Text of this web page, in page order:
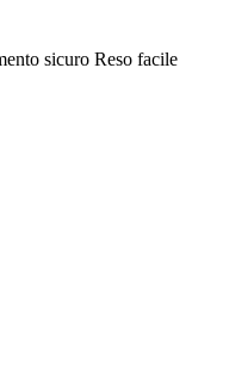
sicuro Reso facile